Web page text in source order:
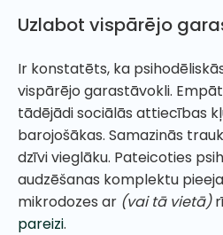
Uzlabot vispārējo
Ir konstatēts, ka
vispārējo garastāvokli.
tādējādi sociālās attiecības
barojošākas. Samazinās
dzīvi vieglāku. Pateicoties
audzēšanas komplektu
mikrodozes ar (vai tā vietā)
pareizi.